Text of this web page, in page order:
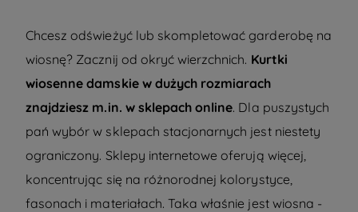
Chcesz odświeżyć lub skompletować garderobę na
wiosnę? Zacznij od okryć wierzchnich. Kurtki
wiosenne damskie w dużych rozmiarach
znajdziesz m.in. w sklepach online. Dla puszystych
pań wybór w sklepach stacjonarnych jest niestety
ograniczony. Sklepy internetowe oferują więcej,
koncentrując się na różnorodnej kolorystyce,
fasonach i materiałach. Taka właśnie jest wiosna -